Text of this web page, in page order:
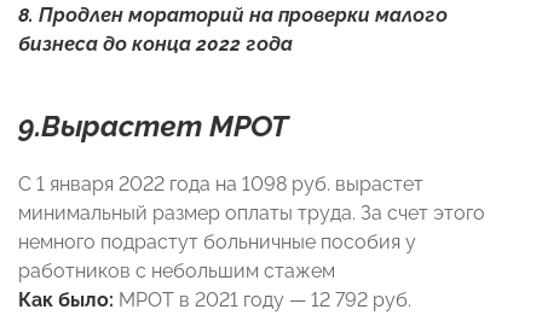
8. Продлен мораторий на проверки малого
бизнеса до конца 2022 года
9.Вырастет МРОТ
С 1 января 2022 года на 1098 руб. вырастет
минимальный размер оплаты труда. За счет этого
немного подрастут больничные пособия у
работников с небольшим стажем
Как было: МРОТ в 2021 году — 12 792 руб.